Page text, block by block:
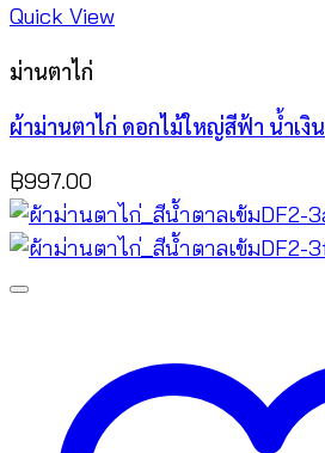
Quick View
ม่านตาไก่
ผ้าม่านตาไก่ ดอกไม้ใหญ่สีฟ้า น้ำเงิน
฿997.00